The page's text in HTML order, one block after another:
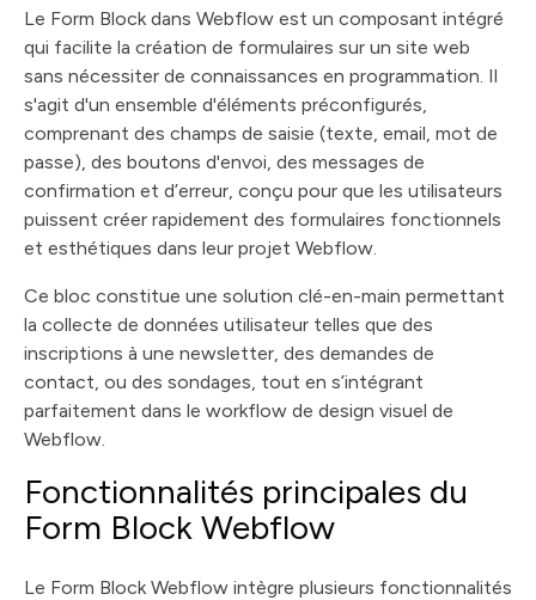
Le Form Block dans Webflow est un composant intégré
qui facilite la création de formulaires sur un site web
sans nécessiter de connaissances en programmation. Il
s'agit d'un ensemble d'éléments préconfigurés,
comprenant des champs de saisie (texte, email, mot de
passe), des boutons d'envoi, des messages de
confirmation et d’erreur, conçu pour que les utilisateurs
puissent créer rapidement des formulaires fonctionnels
et esthétiques dans leur projet Webflow.
Ce bloc constitue une solution clé-en-main permettant
la collecte de données utilisateur telles que des
inscriptions à une newsletter, des demandes de
contact, ou des sondages, tout en s’intégrant
parfaitement dans le workflow de design visuel de
Webflow.
Fonctionnalités principales du
Form Block Webflow
Le Form Block Webflow intègre plusieurs fonctionnalités